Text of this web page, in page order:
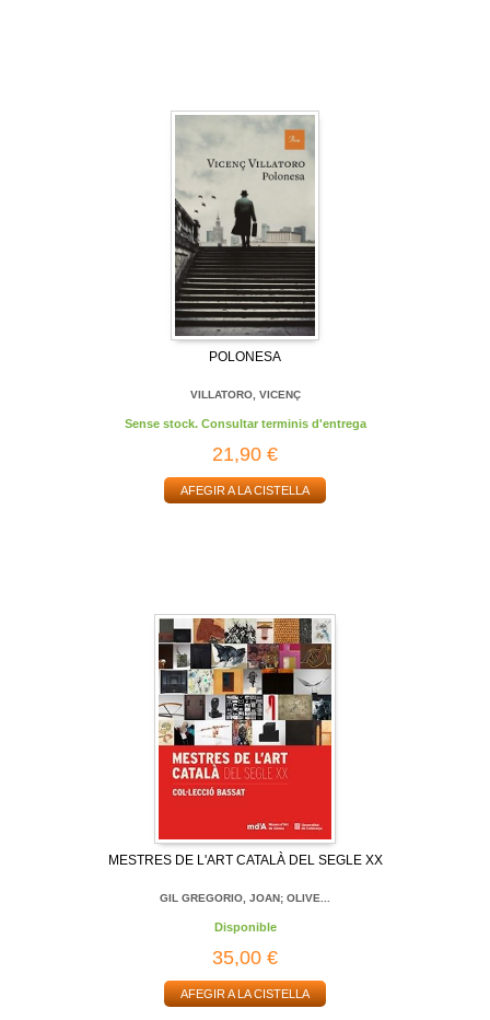
POLONESA
VILLATORO, VICENÇ
Sense stock. Consultar terminis d'entrega
21,90 €
AFEGIR A LA CISTELLA
MESTRES DE L'ART CATALÀ DEL SEGLE XX
GIL GREGORIO, JOAN; OLIVE...
Disponible
35,00 €
AFEGIR A LA CISTELLA